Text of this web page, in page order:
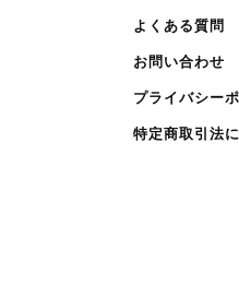
よくある質問
お問い合わせ
プライバシー
特定商取引法